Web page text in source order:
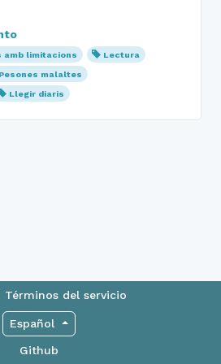
amb limitacions
Lectura
Pesones malaltes
Llegir diaris
Términos del servicio
Español
Github